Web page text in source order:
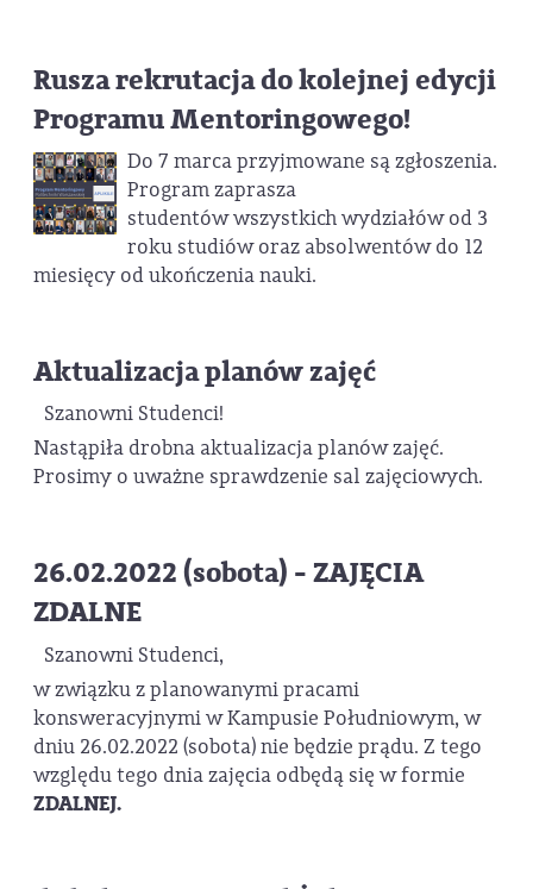
Rusza rekrutacja do kolejnej edycji
Programu Mentoringowego!
Do 7 marca przyjmowane są zgłoszenia.
Program zaprasza
studentów wszystkich wydziałów od 3
roku studiów oraz absolwentów do 12
miesięcy od ukończenia nauki.
Aktualizacja planów zajęć
Szanowni Studenci!
Nastąpiła drobna aktualizacja planów zajęć.
Prosimy o uważne sprawdzenie sal zajęciowych.
26.02.2022 (sobota) - ZAJĘCIA
ZDALNE
Szanowni Studenci,
w związku z planowanymi pracami
konsweracyjnymi w Kampusie Południowym, w
dniu 26.02.2022 (sobota) nie będzie prądu. Z tego
względu tego dnia zajęcia odbędą się w formie
ZDALNEJ.